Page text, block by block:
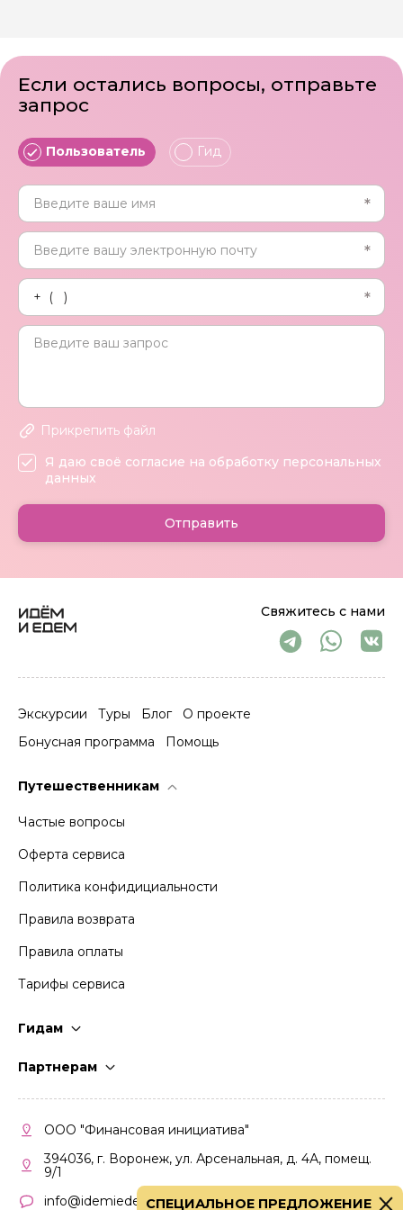
Свяжитесь с нами
Экскурсии Туры Блог
О проекте
Бонусная программа
Помощь
Путешественникам
Частые вопросы
Оферта сервиса
Политика конфидициальности
Правила возврата
Правила оплаты
Тарифы сервиса
Гидам
Партнерам
Кабинет партнера
Правила участия
ООО "Финансовая инициатива"
394036, г. Воронеж, ул. Арсенальная, д. 4А, помещ.
9/1
info@idemiedem.ru
Если остались вопросы, отправьте
запрос
Пользователь Гид
Прикрепить файл
Я даю своё согласие на обработку персональных
данных
Отправить
СПЕЦИАЛЬНОЕ ПРЕДЛОЖЕНИЕ